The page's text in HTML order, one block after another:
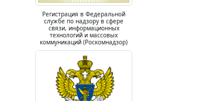
Регистрация в Федеральной
службе по надзору в сфере
связи, информационных
технологий и массовых
коммуникаций (Роскомнадзор)